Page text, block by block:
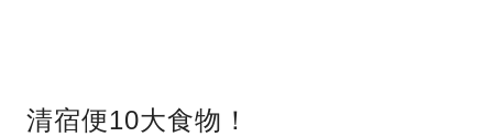
清宿便10大食物！